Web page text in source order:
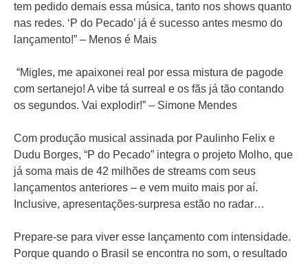
tem pedido demais essa música, tanto nos shows quanto
nas redes. ‘P do Pecado’ já é sucesso antes mesmo do
lançamento!” – Menos é Mais
“Migles, me apaixonei real por essa mistura de pagode
com sertanejo! A vibe tá surreal e os fãs já tão contando
os segundos. Vai explodir!” – Simone Mendes
Com produção musical assinada por Paulinho Felix e
Dudu Borges, “P do Pecado” integra o projeto Molho, que
já soma mais de 42 milhões de streams com seus
lançamentos anteriores – e vem muito mais por aí.
Inclusive, apresentações-surpresa estão no radar…
Prepare-se para viver esse lançamento com intensidade.
Porque quando o Brasil se encontra no som, o resultado